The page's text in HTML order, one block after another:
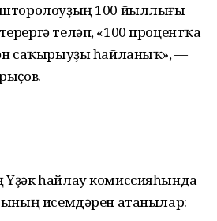
100 йыллығы
теләп, «100 процентҡа
саҡырыуҙы һайланыҡ», —
һайлау комиссияһында
исемдәрен атанылар: